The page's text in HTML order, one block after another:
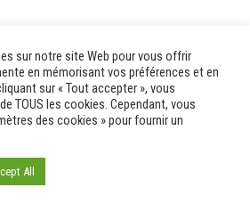
sur notre site Web pour vous offrir
en mémorisant vos préférences et en
sur « Tout accepter », vous
TOUS les cookies. Cependant, vous
des cookies » pour fournir un
All